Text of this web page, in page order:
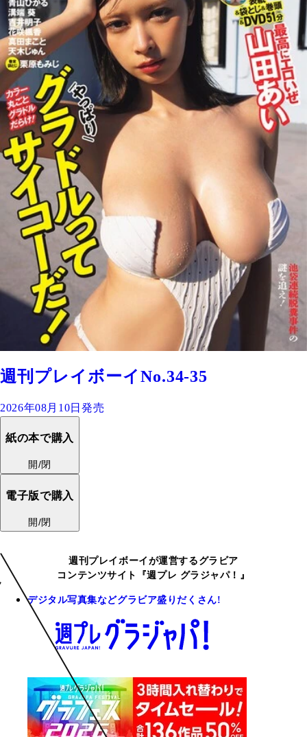
週刊プレイボーイNo.34-35
2026年08月10日発売
紙の本で購入
開/閉
電子版で購入
開/閉
週刊プレイボーイが運営するグラビア
コンテンツサイト『週プレ グラジャパ！』
デジタル写真集などグラビア盛りだくさん!